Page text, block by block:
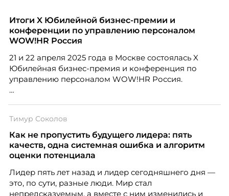
Итоги X Юбилейной бизнес-премии и
конференции по управлению персоналом
WOW!HR Россия
21 и 22 апреля 2025 года в Москве состоялась X
Юбилейная бизнес-премия и конференция по
управлению персоналом WOW!HR Россия.
номинантов и гостей мероприятия.
Тимур Соколов
Как не пропустить будущего лидера: пять
качеств, одна системная ошибка и алгоритм
оценки потенциала
Лидер пять лет назад и лидер сегодняшнего дня —
это, по сути, разные люди. Мир стал
непредсказуемым, а вместе с ним изменились и